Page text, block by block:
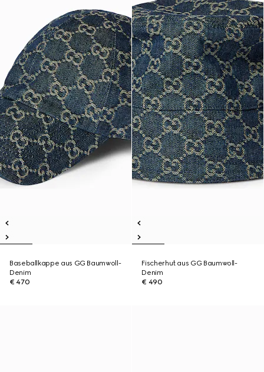
Baseballkappe aus GG Baumwoll-
Denim
€ 470
Fischerhut aus GG Baumwoll-
Denim
€ 490